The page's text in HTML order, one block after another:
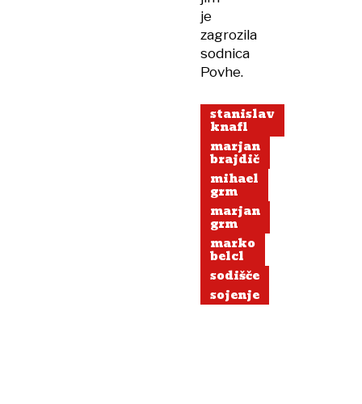
je
zagrozila
sodnica
Povhe.
stanislav
knafl
marjan
brajdič
mihael
grm
marjan
grm
marko
belcl
sodišče
sojenje